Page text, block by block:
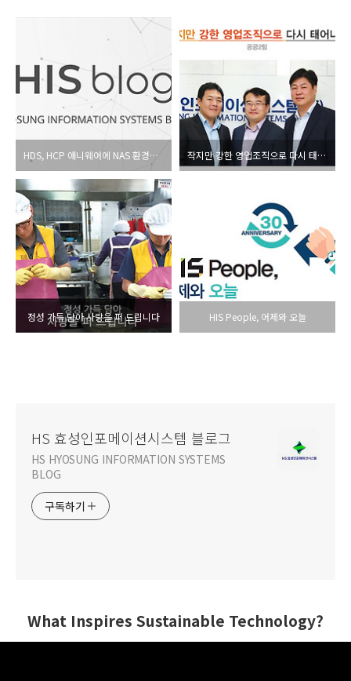
HDS, HCP 애니웨어에 NAS 환경의 데이터 모빌리티 지원 기능 추가 작지만 강한 영업조직으로 다시 태어나다_공공2팀
정성 가득 담아 사랑을 퍼 드립니다 HIS People, 어제와 오늘
HS 효성인포메이션시스템 블로그
HS HYOSUNG INFORMATION SYSTEMS
BLOG
구독하기
What Inspires Sustainable Technology?